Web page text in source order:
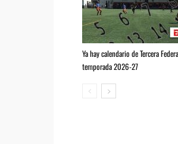
Ya hay calendario de Tercera
temporada 2026-27